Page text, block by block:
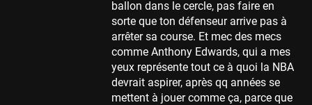
ballon dans le cercle, pas faire en
sorte que ton défenseur arrive pas à
arrêter sa course. Et mec des mecs
comme Anthony Edwards, qui a mes
yeux représente tout ce à quoi la NBA
devrait aspirer, après qq années se
mettent à jouer comme ça, parce que